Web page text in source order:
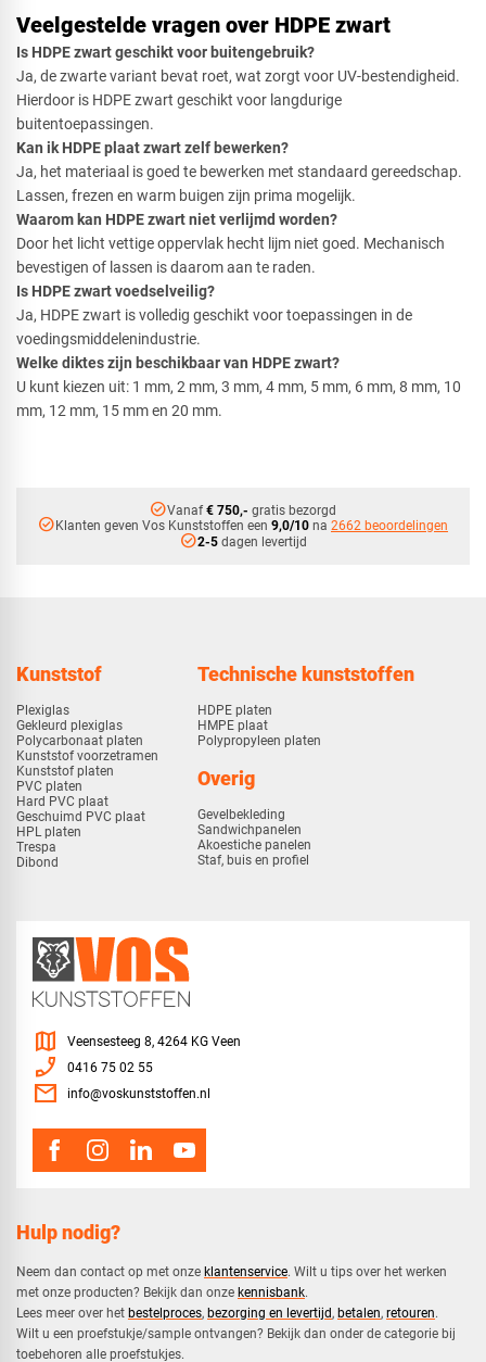
Veelgestelde vragen over HDPE zwart
Is HDPE zwart geschikt voor buitengebruik?
Ja, de zwarte variant bevat roet, wat zorgt voor UV-bestendigheid.
Hierdoor is HDPE zwart geschikt voor langdurige
buitentoepassingen.
Kan ik HDPE plaat zwart zelf bewerken?
Ja, het materiaal is goed te bewerken met standaard gereedschap.
Lassen, frezen en warm buigen zijn prima mogelijk.
Waarom kan HDPE zwart niet verlijmd worden?
Door het licht vettige oppervlak hecht lijm niet goed. Mechanisch
bevestigen of lassen is daarom aan te raden.
Is HDPE zwart voedselveilig?
Ja, HDPE zwart is volledig geschikt voor toepassingen in de
voedingsmiddelenindustrie.
Welke diktes zijn beschikbaar van HDPE zwart?
U kunt kiezen uit: 1 mm, 2 mm, 3 mm, 4 mm, 5 mm, 6 mm, 8 mm, 10
mm, 12 mm, 15 mm en 20 mm.
check_circleVanaf€ 750,- gratis bezorgd
check_circleKlanten geven Vos Kunststoffen een 9,0/10 na 2662 beoordelingen
check_circle2-5dagen levertijd
Kunststof
Plexiglas
Gekleurd plexiglas
Polycarbonaat platen
Kunststof voorzetramen
Kunststof platen
PVC platen
Hard PVC plaat
Geschuimd PVC plaat
HPL platen
Trespa
Dibond
Technische kunststoffen
HDPE platen
HMPE plaat
Polypropyleen platen
Overig
Gevelbekleding
Sandwichpanelen
Akoestiche panelen
Staf, buis en profiel
Hulp nodig?
Neem dan contact op met onze klantenservice. Wilt u tips over het werken
met onze producten? Bekijk dan onze kennisbank.
​Lees meer over het bestelproces, bezorging en levertijd, betalen, retouren.​
​Wilt u een proefstukje/sample ontvangen? Bekijk dan onder de categorie bij
toebehoren alle proefstukjes.
map Veensesteeg 8, 4264 KG Veen
phone_enabled 0416 75 02 55
mail info@voskunststoffen.nl